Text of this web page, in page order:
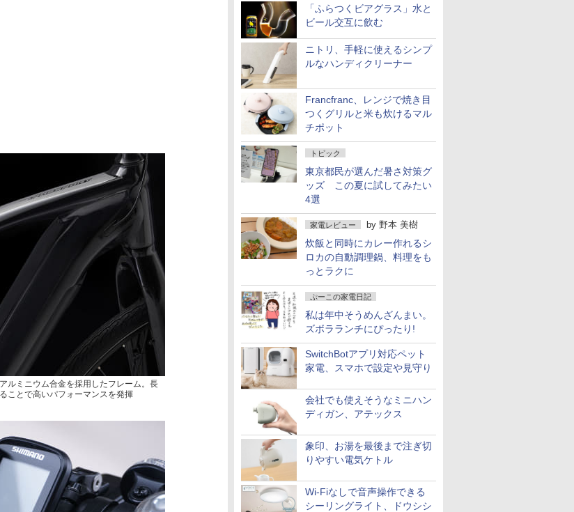
「ふらつくビアグラス」水と
ビール交互に飲む
ニトリ、手軽に使えるシンプ
ルなハンディクリーナー
Francfranc、レンジで焼き目
つくグリルと米も炊けるマル
チポット
トピック
東京都民が選んだ暑さ対策グ
ッズ この夏に試してみたい
4選
家電レビュー by 野本 美樹
炊飯と同時にカレー作れるシ
ロカの自動調理鍋、料理をも
っとラクに
ぷーこの家電日記
私は年中そうめんざんまい。
ズボラランチにぴったり!
SwitchBotアプリ対応ペット
家電、スマホで設定や見守り
会社でも使えそうなミニハン
ディガン、アテックス
象印、お湯を最後まで注ぎ切
りやすい電気ケトル
Wi-Fiなしで音声操作できる
シーリングライト、ドウシシ
ルミニウム合金を採用したフレーム。長
ことで高いパフォーマンスを発揮